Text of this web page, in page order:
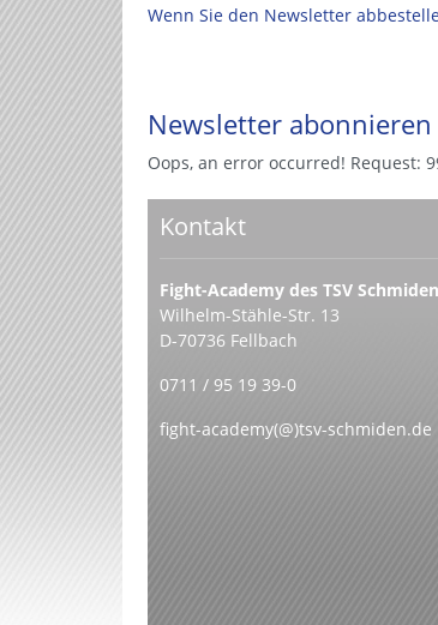
Wenn Sie den Newsletter
Newsletter abonnieren
Oops, an error occurred! Request:
Kontakt
Fight-Academy des TSV Schmiden
Wilhelm-Stähle-Str. 13
D-70736 Fellbach
0711 / 95 19 39-0
fight-academy(@)tsv-schmiden.de